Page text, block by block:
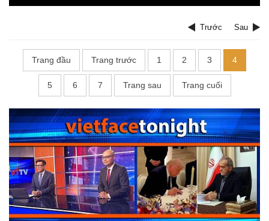
Trước Sau
Trang đầu Trang trước 1 2 3 4
5 6 7 Trang sau Trang cuối